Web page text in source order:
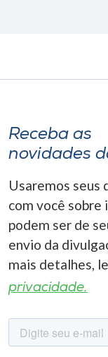
Receba as
novidades
Usaremos seus
com você sobre
podem ser de
envio da
mais detalhes,
privacidade.